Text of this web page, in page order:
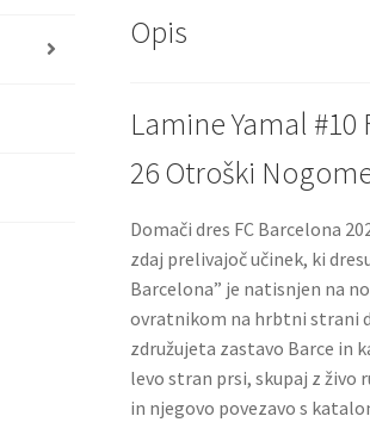
Opis
Lamine Yamal
26 Otroški
Domači dres FC Barcelona
zdaj prelivajoč učinek, ki
Barcelona” je natisnjen na
ovratnikom na hrbtni strani
združujeta zastavo Barce in
levo stran prsi, skupaj z
in njegovo povezavo s